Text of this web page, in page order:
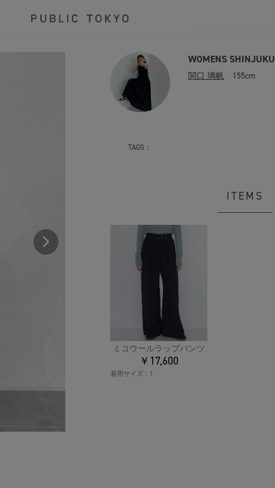
WOMENS SHINJUKU
関口 璃帆 155cm
TAGS：
ITEMS
ミコウールラップパンツ
￥17,600
着用サイズ： 1